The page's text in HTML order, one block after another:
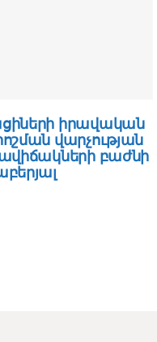
իրավական
վարչության
բաժնի